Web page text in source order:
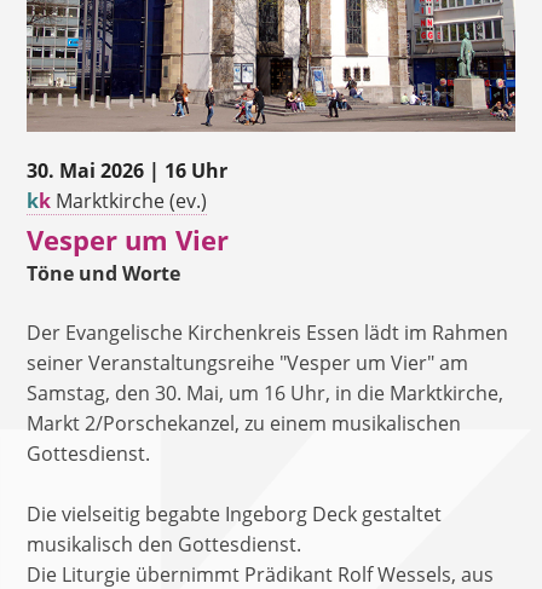
30. Mai 2026 | 16 Uhr
kk Marktkirche (ev.)
Vesper um Vier
Töne und Worte
Der Evangelische Kirchenkreis Essen lädt im Rahmen
seiner Veranstaltungsreihe "Vesper um Vier" am
Samstag, den 30. Mai, um 16 Uhr, in die Marktkirche,
Markt 2/Porschekanzel, zu einem musikalischen
Gottesdienst.
Die vielseitig begabte Ingeborg Deck gestaltet
musikalisch den Gottesdienst.
Die Liturgie übernimmt Prädikant Rolf Wessels, aus